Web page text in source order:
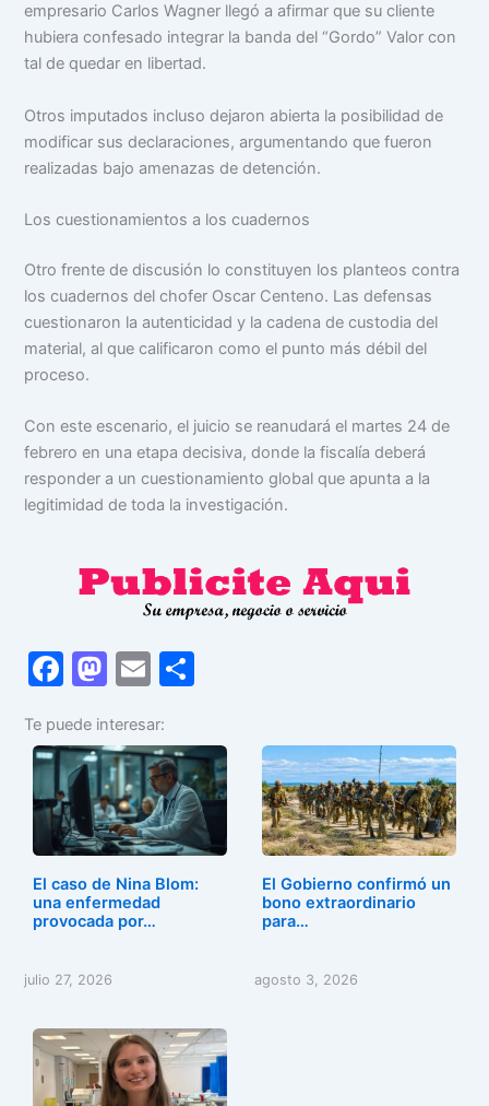
empresario Carlos Wagner llegó a afirmar que su cliente
hubiera confesado integrar la banda del “Gordo” Valor con
tal de quedar en libertad.
Otros imputados incluso dejaron abierta la posibilidad de
modificar sus declaraciones, argumentando que fueron
realizadas bajo amenazas de detención.
Los cuestionamientos a los cuadernos
Otro frente de discusión lo constituyen los planteos contra
los cuadernos del chofer Oscar Centeno. Las defensas
cuestionaron la autenticidad y la cadena de custodia del
material, al que calificaron como el punto más débil del
proceso.
Con este escenario, el juicio se reanudará el martes 24 de
febrero en una etapa decisiva, donde la fiscalía deberá
responder a un cuestionamiento global que apunta a la
legitimidad de toda la investigación.
F
c
e
b
o
o
k
M
st
o
d
o
n
E
ai
l
m
p
ar
tir
Te puede interesar:
El caso de Nina Blom:
una enfermedad
provocada por…
julio 27, 2026
El Gobierno confirmó un
bono extraordinario
para…
agosto 3, 2026